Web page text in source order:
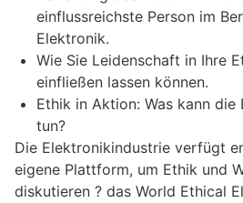
einflussreichste Person im
Elektronik.
Wie Sie Leidenschaft in Ihre
einfließen lassen können.
Ethik in Aktion: Was kann
tun?
Die Elektronikindustrie verfügt
eigene Plattform, um Ethik und
diskutieren ? das World Ethical